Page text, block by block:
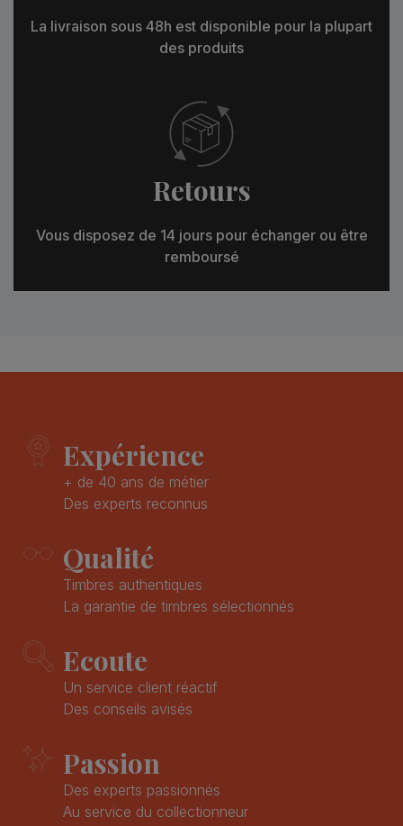
La livraison sous 48h est disponible pour la plupart
des produits
Retours
Vous disposez de 14 jours pour échanger ou être
remboursé
Expérience
+ de 40 ans de métier
Des experts reconnus
Qualité
Timbres authentiques
La garantie de timbres sélectionnés
Ecoute
Un service client réactif
Des conseils avisés
Passion
Des experts passionnés
Au service du collectionneur